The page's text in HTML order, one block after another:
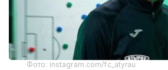
Фото: instagram.com/fc_atyrau